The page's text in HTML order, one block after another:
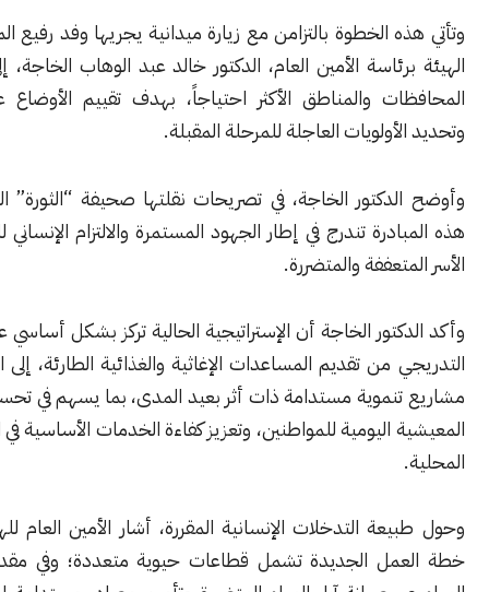
الخطوة بالتزامن مع زيارة ميدانية يجريها وفد رفيع المستوى من
الأمين العام، الدكتور خالد عبد الوهاب الخاجة، إلى عدد من
والمناطق الأكثر احتياجاً، بهدف تقييم الأوضاع على الأرض
العاجلة للمرحلة المقبلة.
الخاجة، في تصريحات نقلتها صحيفة “الثورة” السورية، أن
تندرج في إطار الجهود المستمرة والالتزام الإنساني للهيئة لدعم
والمتضررة.
الخاجة أن الإستراتيجية الحالية تركز بشكل أساسي على الانتقال
من تقديم المساعدات الإغاثية والغذائية الطارئة، إلى الاستثمار في
مستدامة ذات أثر بعيد المدى، بما يسهم في تحسين الظروف
اليومية للمواطنين، وتعزيز كفاءة الخدمات الأساسية في المجتمعات
التدخلات الإنسانية المقررة، أشار الأمين العام للهيئة إلى أن
الجديدة تشمل قطاعات حيوية متعددة؛ وفي مقدمتها قطاع